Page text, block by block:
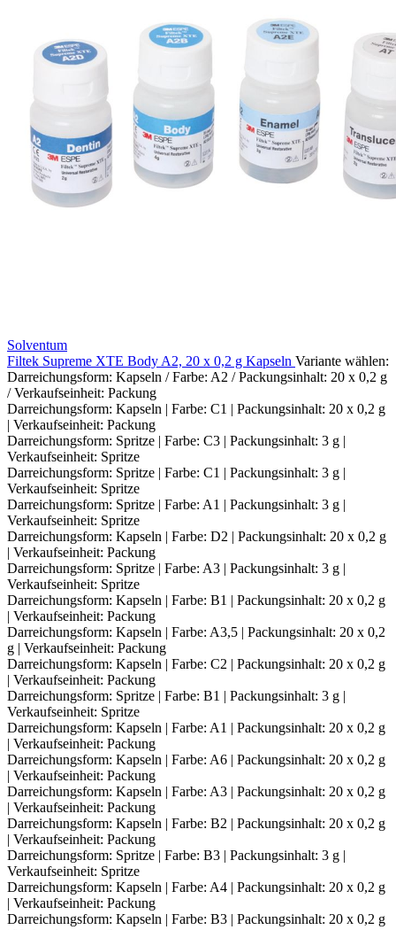
Solventum
Filtek Supreme XTE Body A2, 20 x 0,2 g Kapseln Variante wählen:
Darreichungsform: Kapseln / Farbe: A2 / Packungsinhalt: 20 x 0,2 g
/ Verkaufseinheit: Packung
Darreichungsform: Kapseln | Farbe: C1 | Packungsinhalt: 20 x 0,2 g
| Verkaufseinheit: Packung
Darreichungsform: Spritze | Farbe: C3 | Packungsinhalt: 3 g |
Verkaufseinheit: Spritze
Darreichungsform: Spritze | Farbe: C1 | Packungsinhalt: 3 g |
Verkaufseinheit: Spritze
Darreichungsform: Spritze | Farbe: A1 | Packungsinhalt: 3 g |
Verkaufseinheit: Spritze
Darreichungsform: Kapseln | Farbe: D2 | Packungsinhalt: 20 x 0,2 g
| Verkaufseinheit: Packung
Darreichungsform: Spritze | Farbe: A3 | Packungsinhalt: 3 g |
Verkaufseinheit: Spritze
Darreichungsform: Kapseln | Farbe: B1 | Packungsinhalt: 20 x 0,2 g
| Verkaufseinheit: Packung
Darreichungsform: Kapseln | Farbe: A3,5 | Packungsinhalt: 20 x 0,2
g | Verkaufseinheit: Packung
Darreichungsform: Kapseln | Farbe: C2 | Packungsinhalt: 20 x 0,2 g
| Verkaufseinheit: Packung
Darreichungsform: Spritze | Farbe: B1 | Packungsinhalt: 3 g |
Verkaufseinheit: Spritze
Darreichungsform: Kapseln | Farbe: A1 | Packungsinhalt: 20 x 0,2 g
| Verkaufseinheit: Packung
Darreichungsform: Kapseln | Farbe: A6 | Packungsinhalt: 20 x 0,2 g
| Verkaufseinheit: Packung
Darreichungsform: Kapseln | Farbe: A3 | Packungsinhalt: 20 x 0,2 g
| Verkaufseinheit: Packung
Darreichungsform: Kapseln | Farbe: B2 | Packungsinhalt: 20 x 0,2 g
| Verkaufseinheit: Packung
Darreichungsform: Spritze | Farbe: B3 | Packungsinhalt: 3 g |
Verkaufseinheit: Spritze
Darreichungsform: Kapseln | Farbe: A4 | Packungsinhalt: 20 x 0,2 g
| Verkaufseinheit: Packung
Darreichungsform: Kapseln | Farbe: B3 | Packungsinhalt: 20 x 0,2 g